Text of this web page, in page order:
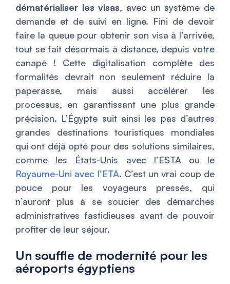
dématérialiser les visas, avec un système de
demande et de suivi en ligne. Fini de devoir
faire la queue pour obtenir son visa à l’arrivée,
tout se fait désormais à distance, depuis votre
canapé ! Cette digitalisation complète des
formalités devrait non seulement réduire la
paperasse, mais aussi accélérer les
processus, en garantissant une plus grande
précision. L’Égypte suit ainsi les pas d’autres
grandes destinations touristiques mondiales
qui ont déjà opté pour des solutions similaires,
comme les États-Unis avec l’ESTA ou le
Royaume-Uni avec l’ETA. C’est un vrai coup de
pouce pour les voyageurs pressés, qui
n’auront plus à se soucier des démarches
administratives fastidieuses avant de pouvoir
profiter de leur séjour.
Un souffle de modernité pour les
aéroports égyptiens